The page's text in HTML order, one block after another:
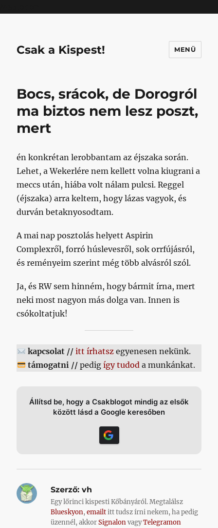
Csak a Kispest! MENÜ
Bocs, srácok, de Dorogról
ma biztos nem lesz poszt,
mert
én konkrétan lerobbantam az éjszaka során.
Lehet, a Wekerlére nem kellett volna kiugrani a
meccs után, hiába volt nálam pulcsi. Reggel
(éjszaka) arra keltem, hogy lázas vagyok, és
durván betaknyosodtam.
A mai nap posztolás helyett Aspirin
Complexről, forró húslevesről, sok orrfújásról,
és reményeim szerint még több alvásról szól.
Ja, és RW sem hinném, hogy bármit írna, mert
neki most nagyon más dolga van. Innen is
csókoltatjuk!
kapcsolat // itt írhatszegyenesen nekünk.
támogatni //pedig így tudoda munkánkat.
Állítsd be, hogy a Csakblogot mindig az elsők
között lásd a Google keresőben
Szerző: vh
Egy lőrinci kispesti Kőbányáról. Megtalálsz
Blueskyon,emailtitt tudsz írni nekem, ha pedig
üzennél, akkorSignalonvagyTelegramon